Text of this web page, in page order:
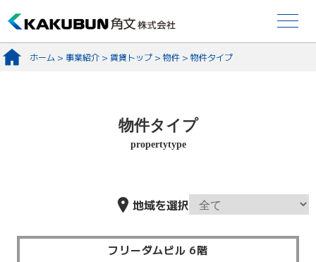
ホーム > 事業紹介 > 賃貸トップ > 物件 > 物件タイプ
物件タイプ
propertytype
地域を選択
フリーダムビル 6階